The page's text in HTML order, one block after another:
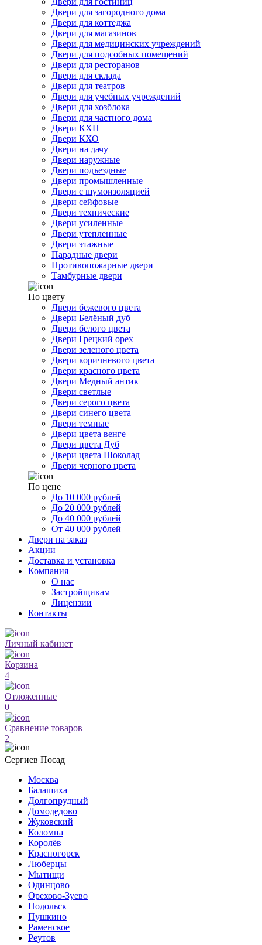
Двери для загородного дома
Двери для коттеджа
Двери для магазинов
Двери для медицинских учреждений
Двери для подсобных помещений
Двери для ресторанов
Двери для склада
Двери для театров
Двери для учебных учреждений
Двери для хозблока
Двери для частного дома
Двери КХН
Двери КХО
Двери на дачу
Двери наружные
Двери подъездные
Двери промышленные
Двери с шумоизоляцией
Двери сейфовые
Двери технические
Двери усиленные
Двери утепленные
Двери этажные
Парадные двери
Противопожарные двери
Тамбурные двери
По цвету
Двери бежевого цвета
Двери Белёный дуб
Двери белого цвета
Двери Грецкий орех
Двери зеленого цвета
Двери коричневого цвета
Двери красного цвета
Двери Медный антик
Двери светлые
Двери серого цвета
Двери синего цвета
Двери темные
Двери цвета венге
Двери цвета Дуб
Двери цвета Шоколад
Двери черного цвета
По цене
До 10 000 рублей
До 20 000 рублей
До 40 000 рублей
От 40 000 рублей
Двери на заказ
Акции
Доставка и установка
Компания
О нас
Застройщикам
Лицензии
Контакты
Личный кабинет
Корзина
4
Отложенные
0
Сравнение товаров
2
Сергиев Посад
Москва
Балашиха
Долгопрудный
Домодедово
Жуковский
Коломна
Королёв
Красногорск
Люберцы
Мытищи
Одинцово
Орехово-Зуево
Подольск
Пушкино
Раменское
Реутов